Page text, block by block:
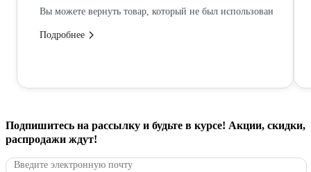
Вы можете вернуть товар, который не был использован
Подробнее
Подпишитесь на рассылку и будьте в курсе! Акции, скидки,
распродажи ждут!